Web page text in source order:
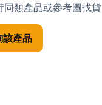
同類產品或參考圖找貨
該產品